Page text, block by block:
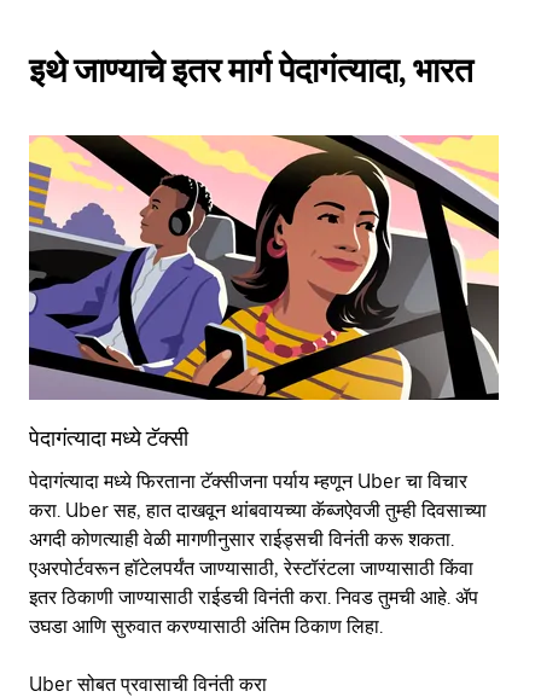
इथे जाण्याचे इतर मार्ग पेदागंत्यादा, भारत
पेदागंत्यादा मध्ये टॅक्सी
पेदागंत्यादा मध्ये फिरताना टॅक्सीजना पर्याय म्हणून Uber चा विचार
करा. Uber सह, हात दाखवून थांबवायच्या कॅब्जऐवजी तुम्ही दिवसाच्या
अगदी कोणत्याही वेळी मागणीनुसार राईड्सची विनंती करू शकता.
एअरपोर्टवरून हॉटेलपर्यंत जाण्यासाठी, रेस्टॉरंटला जाण्यासाठी किंवा
इतर‍ ठिकाणी जाण्यासाठी राईडची विनंती करा. निवड तुमची आहे. ॲप
उघडा आणि सुरुवात करण्यासाठी अंतिम ठिकाण लिहा.
Uber सोबत प्रवासाची विनंती करा